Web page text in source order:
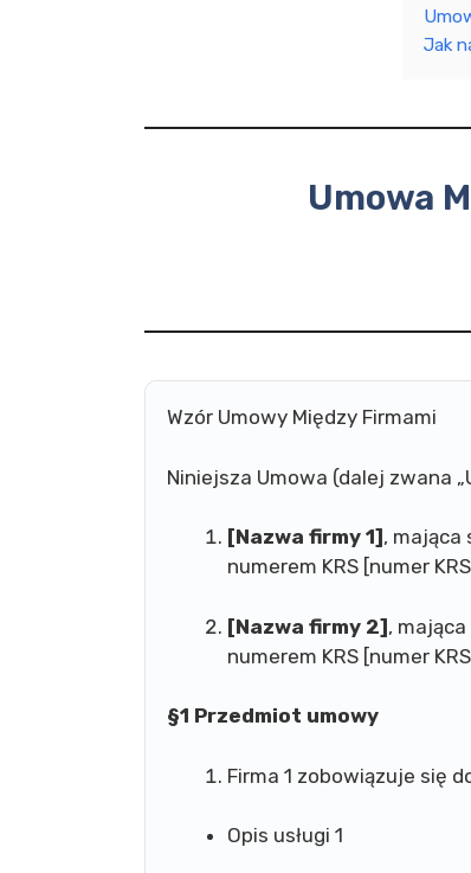
Jak
Umowa
Wzór Umowy Między Firmami
Niniejsza Umowa (dalej zwana
[Nazwa firmy 1] , mająca
numerem KRS [numer
[Nazwa firmy 2],
numerem KRS [numer
§1 Przedmiot umowy
Firma 1 zobowiązuje się
Opis usługi 1